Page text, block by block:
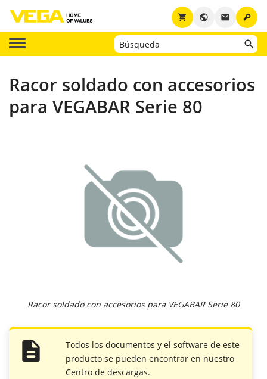
key
email
public
shopping_cart
Racor soldado con accesorios
para VEGABAR Serie 80
Racor soldado con accesorios para VEGABAR Serie 80
Todos los documentos y el software de este
producto se pueden encontrar en nuestro
Centro de descargas.